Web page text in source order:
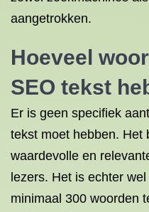
aangetrokken.
Hoeveel
SEO tekst
Er is geen specifiek
tekst moet hebben. Het
waardevolle en
lezers. Het is echter
minimaal 300 woorden